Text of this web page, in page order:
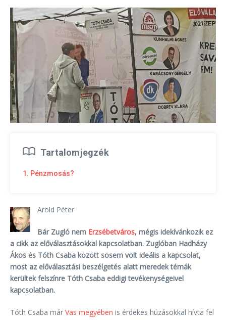
Tartalomjegzék
1. Pénzmosás?
Arold Péter
Bár Zugló nem Erzsébetváros, mégis idekívánkozik ez
a cikk az előválasztásokkal kapcsolatban. Zuglóban Hadházy
Ákos és Tóth Csaba között sosem volt ideális a kapcsolat,
most az előválasztási beszélgetés alatt meredek témák
kerültek felszínre Tóth Csaba eddigi tevékenységeivel
kapcsolatban.
Tóth Csaba már Vas megyében is érdekes húzásokkal hívta fel